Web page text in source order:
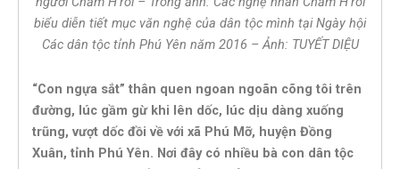
biểu diễn tiết mục văn nghệ của dân tộc mình tại Ngày hội
Các dân tộc tỉnh Phú Yên năm 2016 – Ảnh: TUYẾT DIỆU
“Con ngựa sắt” thân quen ngoan ngoãn cõng tôi trên
đường, lúc gầm gừ khi lên dốc, lúc dịu dàng xuống
trũng, vượt dốc đồi về với xã Phú Mỡ, huyện Đồng
Xuân, tỉnh Phú Yên. Nơi đây có nhiều bà con dân tộc